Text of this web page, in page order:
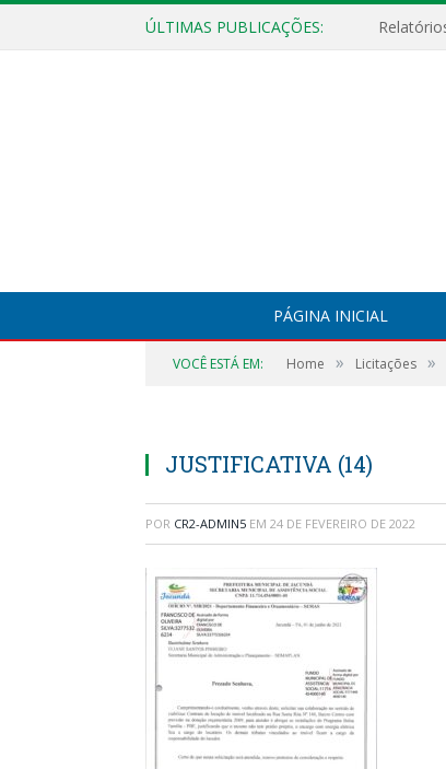
ÚLTIMAS PUBLICAÇÕES:
PÁGINA INICIAL
VOCÊ ESTÁ EM: Home » Licitações »
JUSTIFICATIVA (14)
POR CR2-ADMIN5 EM 24 DE FEVEREIRO DE 2022